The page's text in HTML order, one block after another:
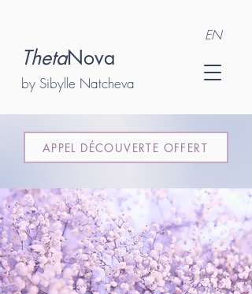
EN
ThetaNova
by Sibylle Natcheva
APPEL DÉCOUVERTE OFFERT